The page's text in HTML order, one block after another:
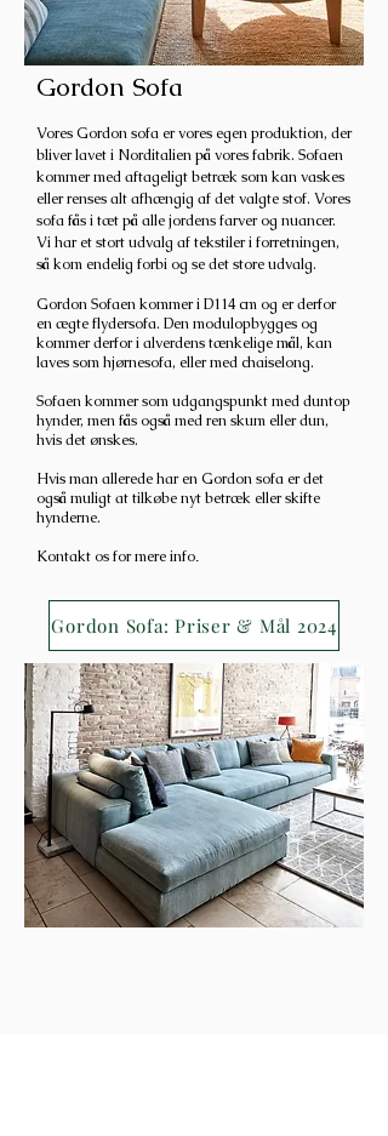
Gordon Sofa
Vores Gordon sofa er vores egen produktion, der
bliver lavet i Norditalien på vores fabrik. Sofaen
kommer med aftageligt betræk som kan vaskes
eller renses alt afhængig af det valgte stof. Vores
sofa fås i tæt på alle jordens farver og nuancer.
Vi har et stort udvalg af tekstiler i forretningen,
så kom endelig forbi og se det store udvalg.
Gordon Sofaen kommer i D114 cm og er derfor
en ægte flydersofa. Den modulopbygges og
kommer derfor i alverdens tænkelige mål, kan
laves som hjørnesofa, eller med chaiselong.
Sofaen kommer som udgangspunkt med duntop
hynder, men fås også med ren skum eller dun,
hvis det ønskes.
Hvis man allerede har en Gordonsofa er det
også muligt at tilkøbe nyt betræk eller skifte
hynderne.
Kontakt os for mere info.
Gordon Sofa: Priser & Mål 2024